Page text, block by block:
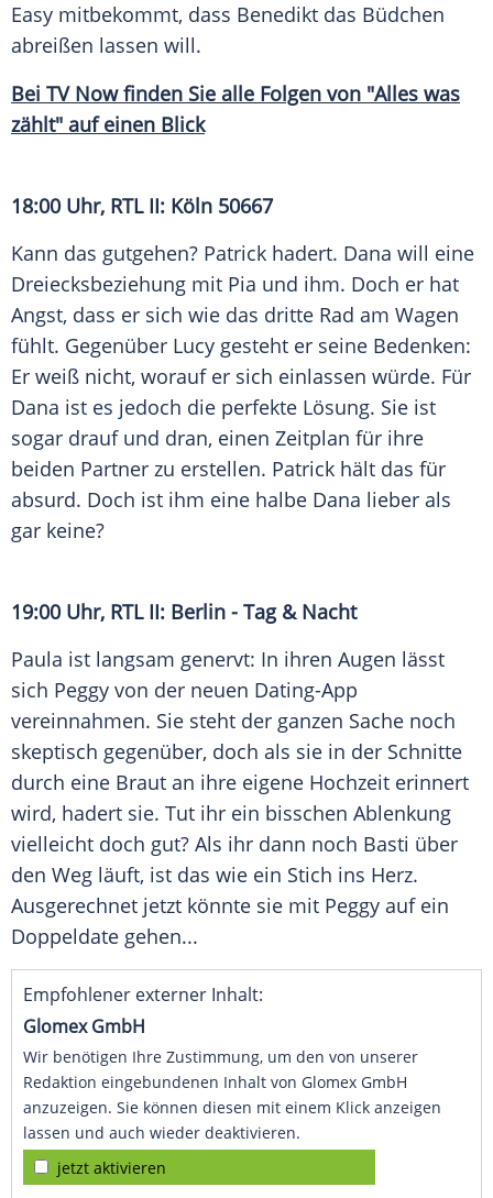
Easy mitbekommt, dass Benedikt das Büdchen
abreißen lassen will.
Bei TV Now finden Sie alle Folgen von "Alles was
zählt" auf einen Blick
18:00 Uhr, RTL II: Köln 50667
Kann das gutgehen? Patrick hadert. Dana will eine
Dreiecksbeziehung mit Pia und ihm. Doch er hat
Angst, dass er sich wie das dritte Rad am Wagen
fühlt. Gegenüber Lucy gesteht er seine Bedenken:
Er weiß nicht, worauf er sich einlassen würde. Für
Dana ist es jedoch die perfekte Lösung. Sie ist
sogar drauf und dran, einen Zeitplan für ihre
beiden Partner zu erstellen. Patrick hält das für
absurd. Doch ist ihm eine halbe Dana lieber als
gar keine?
19:00 Uhr, RTL II: Berlin - Tag & Nacht
Paula ist langsam genervt: In ihren Augen lässt
sich Peggy von der neuen Dating-App
vereinnahmen. Sie steht der ganzen Sache noch
skeptisch gegenüber, doch als sie in der Schnitte
durch eine Braut an ihre eigene Hochzeit erinnert
wird, hadert sie. Tut ihr ein bisschen Ablenkung
vielleicht doch gut? Als ihr dann noch Basti über
den Weg läuft, ist das wie ein Stich ins Herz.
Ausgerechnet jetzt könnte sie mit Peggy auf ein
Doppeldate gehen...
Empfohlener externer Inhalt:
Glomex GmbH
Wir benötigen Ihre Zustimmung, um den von unserer
Redaktion eingebundenen Inhalt von Glomex GmbH
anzuzeigen. Sie können diesen mit einem Klick anzeigen
lassen und auch wieder deaktivieren.
jetzt aktivieren